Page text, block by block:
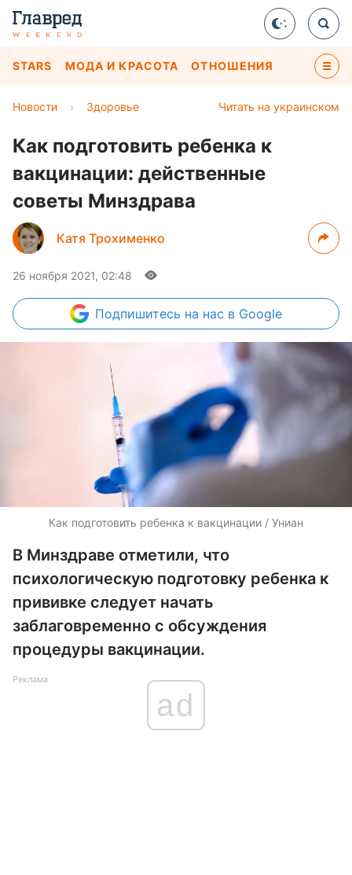
STARS МОДА И КРАСОТА ОТНОШЕНИЯ
Читать на украинском
Новости › Здоровье
Как подготовить ребенка к
вакцинации: действенные
советы Минздрава
Катя Трохименко
26 ноября 2021, 02:48
Подпишитесь на нас в Google
Как подготовить ребенка к вакцинации / Униан
В Минздраве отметили, что
психологическую подготовку ребенка к
прививке следует начать
заблаговременно с обсуждения
процедуры вакцинации.
Реклама
ad